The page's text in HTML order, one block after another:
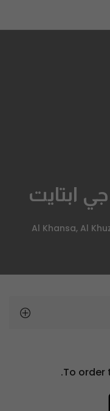
7800 Al Khansa, Al
To order